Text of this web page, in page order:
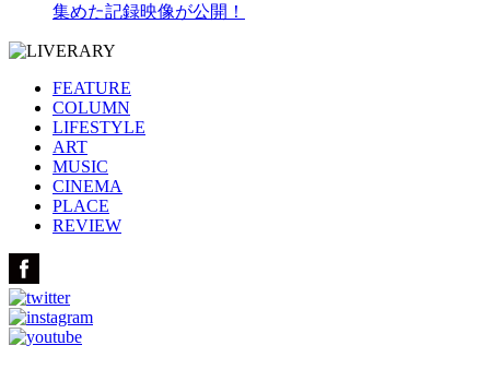
集めた記録映像が公開！
FEATURE
COLUMN
LIFESTYLE
ART
MUSIC
CINEMA
PLACE
REVIEW